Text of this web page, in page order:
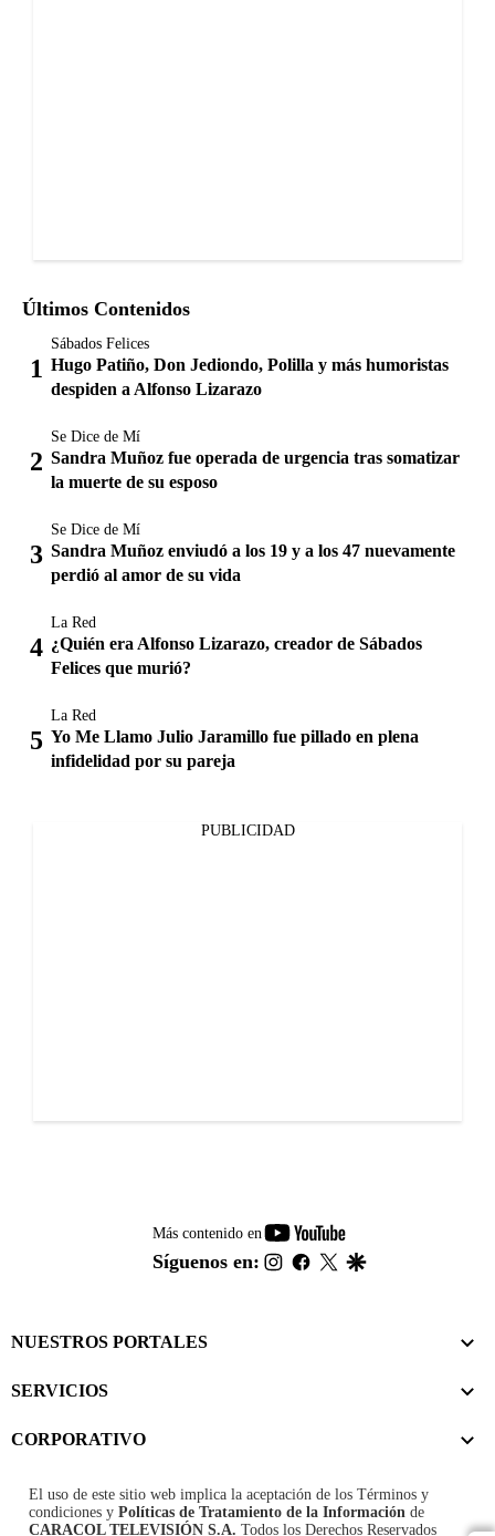
Últimos Contenidos
Sábados Felices
Hugo Patiño, Don Jediondo, Polilla y más humoristas
despiden a Alfonso Lizarazo
Se Dice de Mí
Sandra Muñoz fue operada de urgencia tras somatizar
la muerte de su esposo
Se Dice de Mí
Sandra Muñoz enviudó a los 19 y a los 47 nuevamente
perdió al amor de su vida
La Red
¿Quién era Alfonso Lizarazo, creador de Sábados
Felices que murió?
La Red
Yo Me Llamo Julio Jaramillo fue pillado en plena
infidelidad por su pareja
PUBLICIDAD
Más contenido en
youtube-
footer
Síguenos en: instagram
facebook
twitter
NUESTROS PORTALES
SERVICIOS
CORPORATIVO
El uso de este sitio web implica la aceptación de los Términos y
condiciones y Políticas de Tratamiento de la Información de
CARACOL TELEVISIÓN S.A. Todos los Derechos Reservados